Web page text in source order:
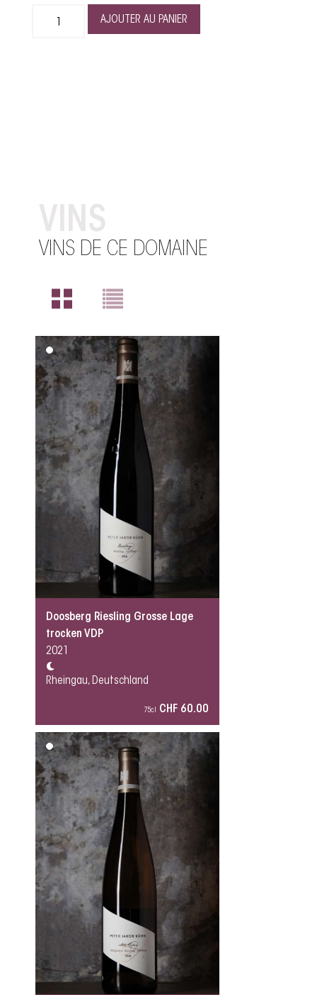
AJOUTER AU PANIER
VINS
VINS DE CE DOMAINE
Doosberg Riesling Grosse Lage
trocken VDP
2021
Rheingau, Deutschland
75cl CHF 60.00